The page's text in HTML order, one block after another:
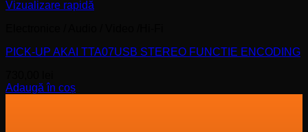
Vizualizare rapidă
PICK-UP AKAI TTA07USB STEREO FUNCTIE ENCODING
Adaugă în coș